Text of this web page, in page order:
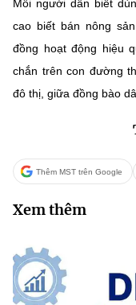
Mỗi người dân biết
cao biết bán nông
đồng hoạt động hiệu
chắn trên con đường
đô thị, giữa đồng bào
Thêm MST trên Google
Xem thêm